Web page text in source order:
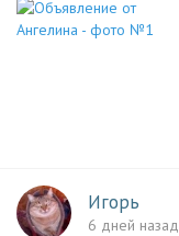
Игорь
6 дней назад